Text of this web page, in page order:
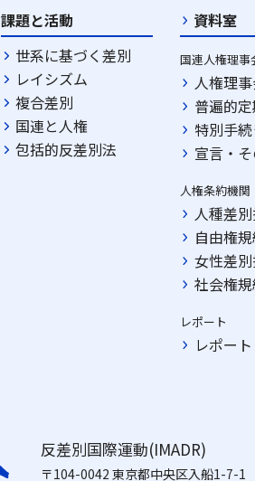
課題と活動
世系に基づく差別
レイシズム
複合差別
国連と人権
包括的反差別法
資料室
国連人権理事
人権理
普遍的定
特別手続
宣言・
人権条約機関
人種差
自由権
女性差
社会権
レポート
レポート
反差別国際運動(IMADR)
〒104-0042 東京都中央区入船1-7-1